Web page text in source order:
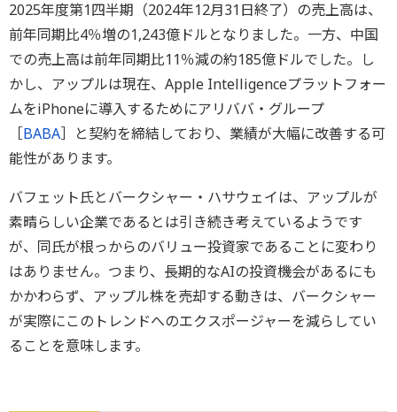
2025年度第1四半期（2024年12月31日終了）の売上高は、
前年同期比4％増の1,243億ドルとなりました。一方、中国
での売上高は前年同期比11％減の約185億ドルでした。し
かし、アップルは現在、Apple Intelligenceプラットフォー
ムをiPhoneに導入するためにアリババ・グループ
［BABA］と契約を締結しており、業績が大幅に改善する可
能性があります。
バフェット氏とバークシャー・ハサウェイは、アップルが
素晴らしい企業であるとは引き続き考えているようです
が、同氏が根っからのバリュー投資家であることに変わり
はありません。つまり、長期的なAIの投資機会があるにも
かかわらず、アップル株を売却する動きは、バークシャー
が実際にこのトレンドへのエクスポージャーを減らしてい
ることを意味します。